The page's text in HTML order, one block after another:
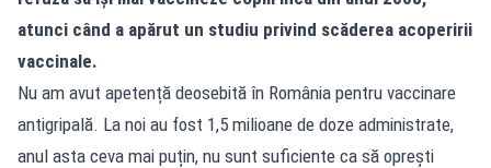
atunci când a apărut un studiu privind scăderea acoperirii
vaccinale.
Nu am avut apetență deosebită în România pentru vaccinare
antigripală. La noi au fost 1,5 milioane de doze administrate,
anul asta ceva mai puțin, nu sunt suficiente ca să oprești